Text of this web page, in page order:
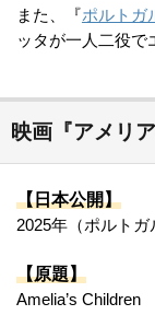
また、『ポルトガ
ッタが一人二役で
映画『アメリ
【日本公開】
2025年（ポルトガ
【原題】
Amelia’s Children